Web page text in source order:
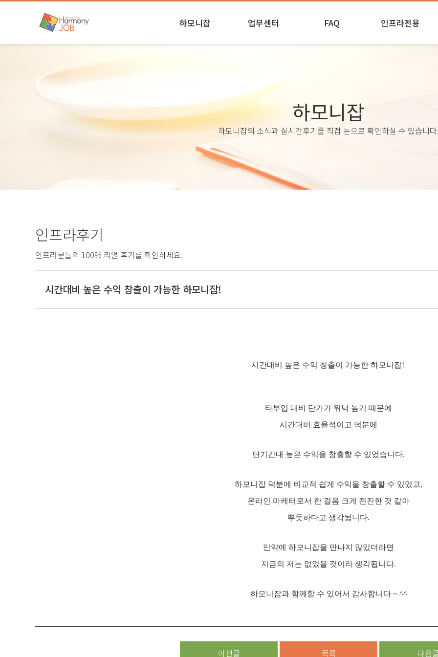
하모니잡 업무센터 FAQ 인프라전용
하모니잡
하모니잡의 소식과 실시간후기를 직접 눈으로 확인하실 수 있습니다.
인프라후기
인프라분들의 100% 리얼 후기를 확인하세요.
시간대비 높은 수익 창출이 가능한 하모니잡!
시간대비 높은 수익 창출이 가능한 하모니잡!
타부업 대비 단가가 워낙 높기 때문에
시간대비 효율적이고 덕분에
단기간내 높은 수익을 창출할 수 있었습니다.
하모니잡 덕분에 비교적 쉽게 수익을 창출할 수 있었고,
온라인 마케터로서 한 걸음 크게 전진한 것 같아
뿌듯하다고 생각됩니다.
만약에 하모니잡을 만나지 않았더라면
지금의 저는 없었을 것이라 생각됩니다.
하모니잡과 함께할 수 있어서 감사합니다 ~ ^^
이전글 목록 다음